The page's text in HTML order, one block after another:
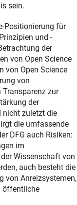
sein.
Positionierung für
und -
der
von Open Science
von Open Science
von
zur
der
nicht zuletzt die
die umfassende
DFG auch Risiken:
im
Wissenschaft von
auch besteht die
von Anreizsystemen,
öffentliche